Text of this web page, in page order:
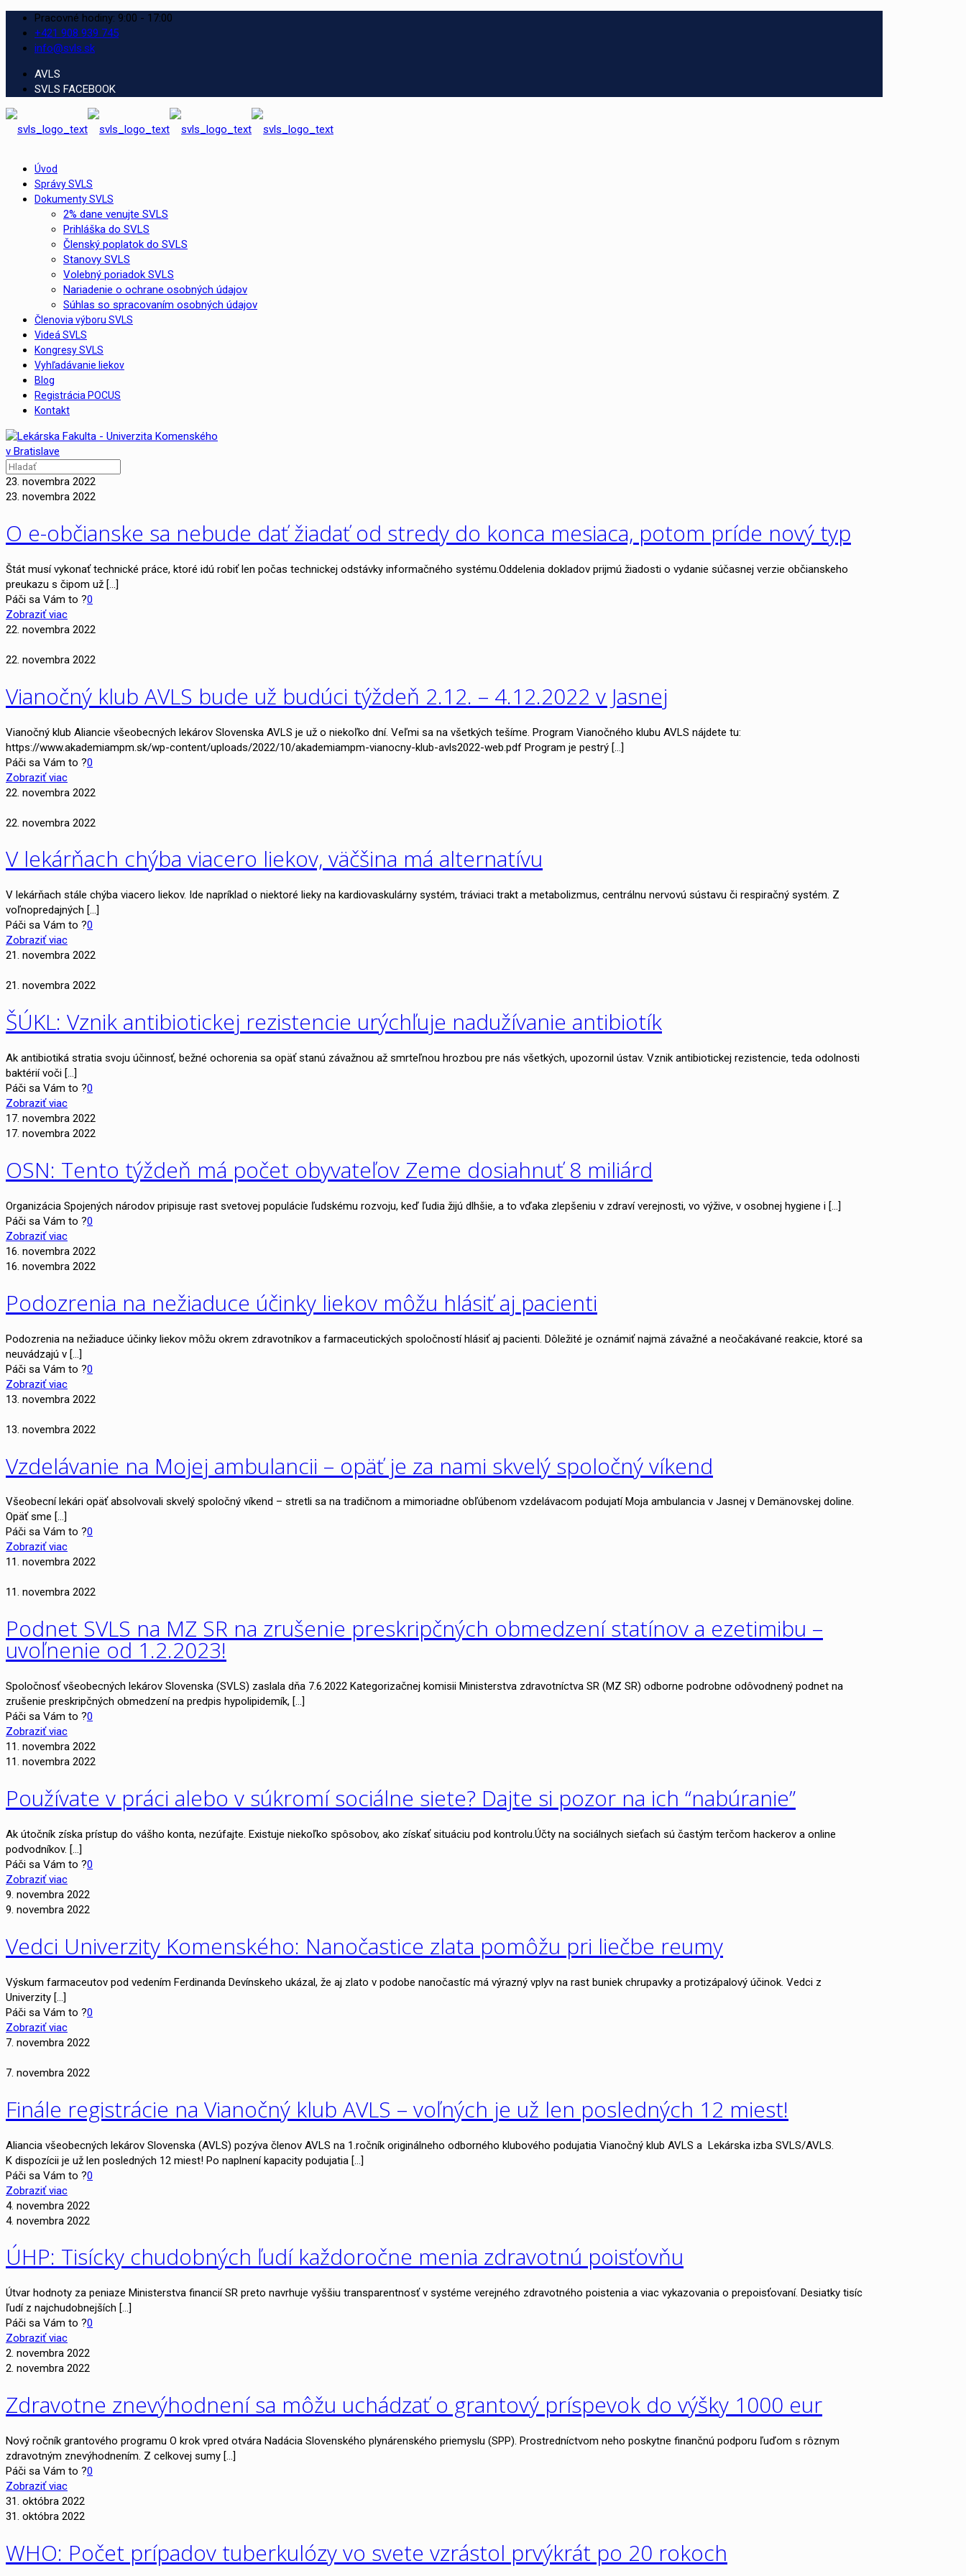
Pracovné hodiny: 9:00 - 17:00
+421 908 939 745
info@svls.sk
AVLS
SVLS FACEBOOK
Úvod
Správy SVLS
Dokumenty SVLS
2% dane venujte SVLS
Prihláška do SVLS
Členský poplatok do SVLS
Stanovy SVLS
Volebný poriadok SVLS
Nariadenie o ochrane osobných údajov
Súhlas so spracovaním osobných údajov
Členovia výboru SVLS
Videá SVLS
Kongresy SVLS
Vyhľadávanie liekov
Blog
Registrácia POCUS
Kontakt
23. novembra 2022
23. novembra 2022
O e-občianske sa nebude dať žiadať od stredy do konca mesiaca, potom príde nový typ
Štát musí vykonať technické práce, ktoré idú robiť len počas technickej odstávky informačného systému.Oddelenia dokladov prijmú žiadosti o vydanie súčasnej verzie občianskeho
preukazu s čipom už […]
Páči sa Vám to ?0
Zobraziť viac
22. novembra 2022
22. novembra 2022
Vianočný klub AVLS bude už budúci týždeň 2.12. – 4.12.2022 v Jasnej
Vianočný klub Aliancie všeobecných lekárov Slovenska AVLS je už o niekoľko dní. Veľmi sa na všetkých tešíme. Program Vianočného klubu AVLS nájdete tu:
https://www.akademiampm.sk/wp-content/uploads/2022/10/akademiampm-vianocny-klub-avls2022-web.pdf Program je pestrý […]
Páči sa Vám to ?0
Zobraziť viac
22. novembra 2022
22. novembra 2022
V lekárňach chýba viacero liekov, väčšina má alternatívu
V lekárňach stále chýba viacero liekov. Ide napríklad o niektoré lieky na kardiovaskulárny systém, tráviaci trakt a metabolizmus, centrálnu nervovú sústavu či respiračný systém. Z
voľnopredajných […]
Páči sa Vám to ?0
Zobraziť viac
21. novembra 2022
21. novembra 2022
ŠÚKL: Vznik antibiotickej rezistencie urýchľuje nadužívanie antibiotík
Ak antibiotiká stratia svoju účinnosť, bežné ochorenia sa opäť stanú závažnou až smrteľnou hrozbou pre nás všetkých, upozornil ústav. Vznik antibiotickej rezistencie, teda odolnosti
baktérií voči […]
Páči sa Vám to ?0
Zobraziť viac
17. novembra 2022
17. novembra 2022
OSN: Tento týždeň má počet obyvateľov Zeme dosiahnuť 8 miliárd
Organizácia Spojených národov pripisuje rast svetovej populácie ľudskému rozvoju, keď ľudia žijú dlhšie, a to vďaka zlepšeniu v zdraví verejnosti, vo výžive, v osobnej hygiene i […]
Páči sa Vám to ?0
Zobraziť viac
16. novembra 2022
16. novembra 2022
Podozrenia na nežiaduce účinky liekov môžu hlásiť aj pacienti
Podozrenia na nežiaduce účinky liekov môžu okrem zdravotníkov a farmaceutických spoločností hlásiť aj pacienti. Dôležité je oznámiť najmä závažné a neočakávané reakcie, ktoré sa
neuvádzajú v […]
Páči sa Vám to ?0
Zobraziť viac
13. novembra 2022
13. novembra 2022
Vzdelávanie na Mojej ambulancii – opäť je za nami skvelý spoločný víkend
Všeobecní lekári opäť absolvovali skvelý spoločný víkend – stretli sa na tradičnom a mimoriadne obľúbenom vzdelávacom podujatí Moja ambulancia v Jasnej v Demänovskej doline.
Opäť sme […]
Páči sa Vám to ?0
Zobraziť viac
11. novembra 2022
11. novembra 2022
Podnet SVLS na MZ SR na zrušenie preskripčných obmedzení statínov a ezetimibu –
uvoľnenie od 1.2.2023!
Spoločnosť všeobecných lekárov Slovenska (SVLS) zaslala dňa 7.6.2022 Kategorizačnej komisii Ministerstva zdravotníctva SR (MZ SR) odborne podrobne odôvodnený podnet na
zrušenie preskripčných obmedzení na predpis hypolipidemík, […]
Páči sa Vám to ?0
Zobraziť viac
11. novembra 2022
11. novembra 2022
Používate v práci alebo v súkromí sociálne siete? Dajte si pozor na ich “nabúranie”
Ak útočník získa prístup do vášho konta, nezúfajte. Existuje niekoľko spôsobov, ako získať situáciu pod kontrolu.Účty na sociálnych sieťach sú častým terčom hackerov a online
podvodníkov. […]
Páči sa Vám to ?0
Zobraziť viac
9. novembra 2022
9. novembra 2022
Vedci Univerzity Komenského: Nanočastice zlata pomôžu pri liečbe reumy
Výskum farmaceutov pod vedením Ferdinanda Devínskeho ukázal, že aj zlato v podobe nanočastíc má výrazný vplyv na rast buniek chrupavky a protizápalový účinok. Vedci z
Univerzity […]
Páči sa Vám to ?0
Zobraziť viac
7. novembra 2022
7. novembra 2022
Finále registrácie na Vianočný klub AVLS – voľných je už len posledných 12 miest!
Aliancia všeobecných lekárov Slovenska (AVLS) pozýva členov AVLS na 1.ročník originálneho odborného klubového podujatia Vianočný klub AVLS a Lekárska izba SVLS/AVLS.
K dispozícii je už len posledných 12 miest! Po naplnení kapacity podujatia […]
Páči sa Vám to ?0
Zobraziť viac
4. novembra 2022
4. novembra 2022
ÚHP: Tisícky chudobných ľudí každoročne menia zdravotnú poisťovňu
Útvar hodnoty za peniaze Ministerstva financií SR preto navrhuje vyššiu transparentnosť v systéme verejného zdravotného poistenia a viac vykazovania o prepoisťovaní. Desiatky tisíc
ľudí z najchudobnejších […]
Páči sa Vám to ?0
Zobraziť viac
2. novembra 2022
2. novembra 2022
Zdravotne znevýhodnení sa môžu uchádzať o grantový príspevok do výšky 1000 eur
Nový ročník grantového programu O krok vpred otvára Nadácia Slovenského plynárenského priemyslu (SPP). Prostredníctvom neho poskytne finančnú podporu ľuďom s rôznym
zdravotným znevýhodnením. Z celkovej sumy […]
Páči sa Vám to ?0
Zobraziť viac
31. októbra 2022
31. októbra 2022
WHO: Počet prípadov tuberkulózy vo svete vzrástol prvýkrát po 20 rokoch